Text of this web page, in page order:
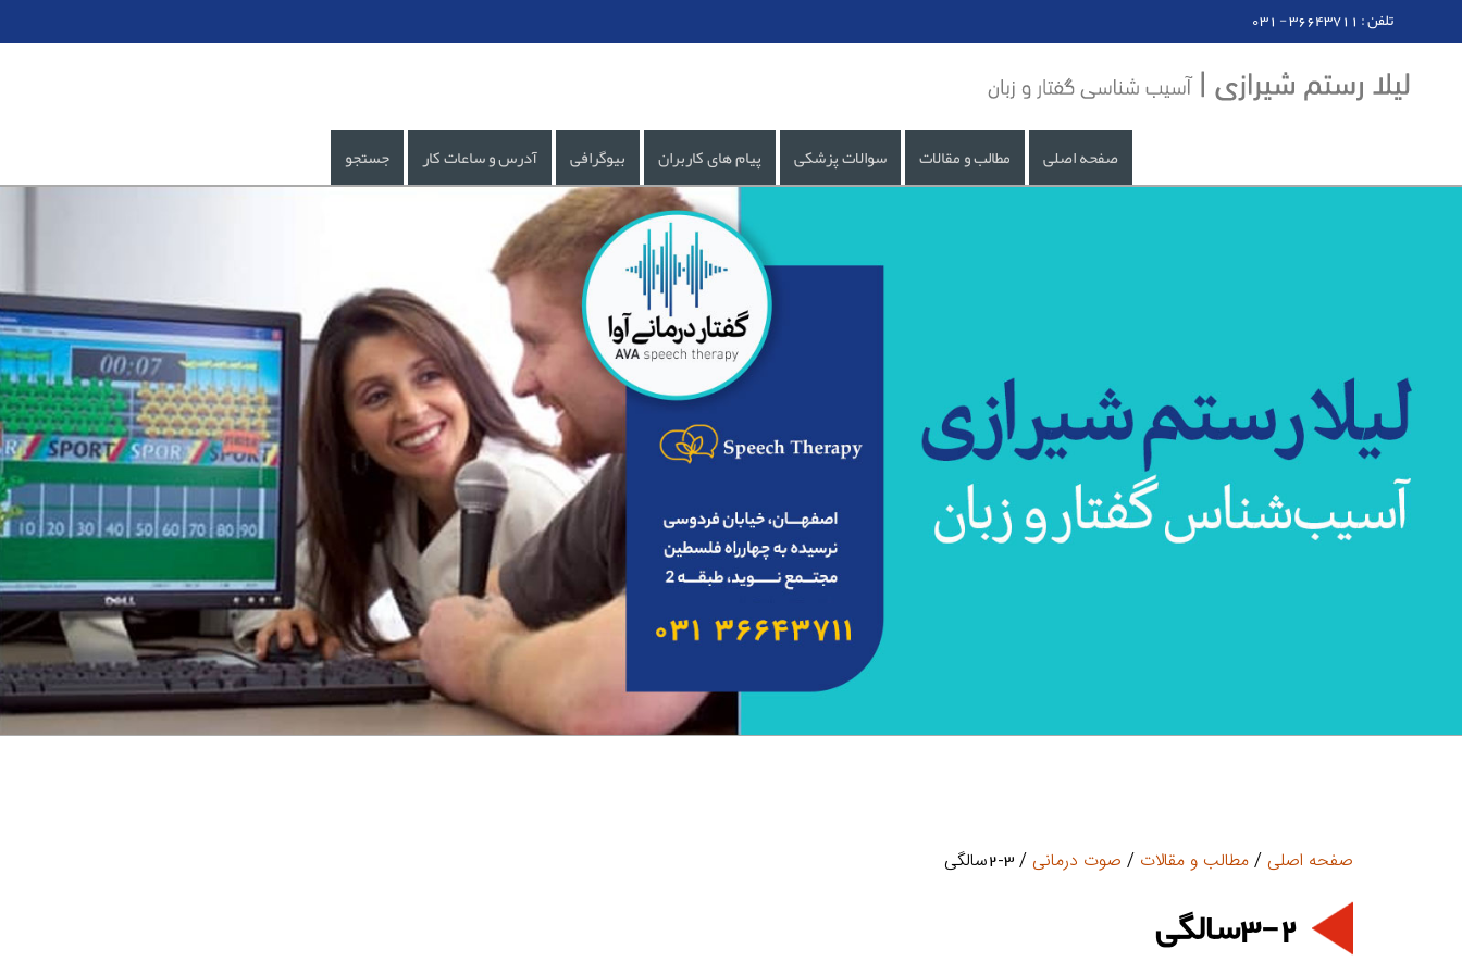
031 - تلفن : 36643711
صفحه اصلی مطالب و مقالات سوالات پزشکی پیام های کاربران بیوگرافی آدرس و ساعات کار جستجو
صفحه اصلی / مطالب و مقالات / صوت درمانی / 3-2سالگی
3-2سالگی